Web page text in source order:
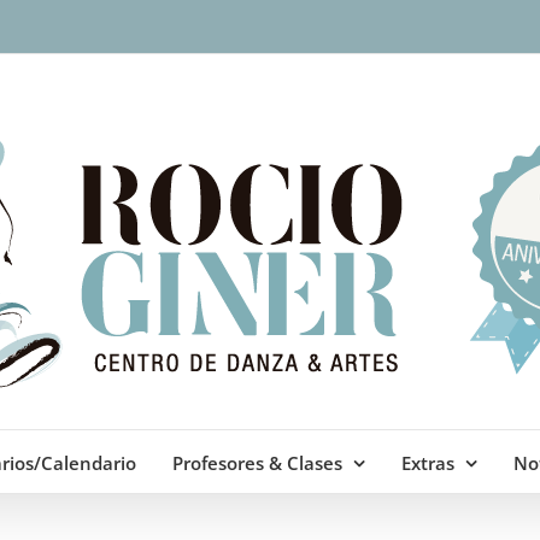
Calendario Profesores & Clases Extras